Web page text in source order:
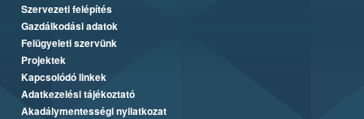
Szervezeti felépítés
Gazdálkodási adatok
Felügyeleti szervünk
Projektek
Kapcsolódó linkek
Adatkezelési tájékoztató
Akadálymentességi nyilatkozat